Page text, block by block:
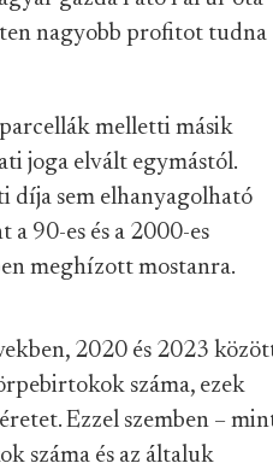
nagyobb profitot tudna
melletti másik
joga elvált egymástól.
díja sem elhanyagolható
a 90-es és a 2000-es
meghízott mostanra.
2020 és 2023
száma, ezek
Ezzel szemben –
száma és az általuk